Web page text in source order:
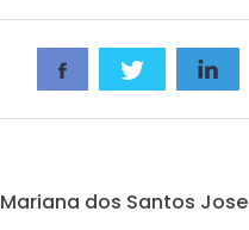
Mariana dos Santos Jose